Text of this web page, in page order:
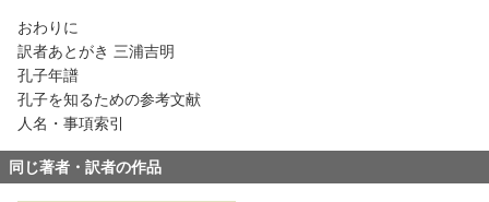
おわりに
訳者あとがき 三浦吉明
孔子年譜
孔子を知るための参考文献
人名・事項索引
同じ著者・訳者の作品